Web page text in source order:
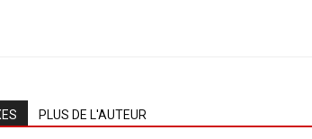
PLUS DE L'AUTEUR